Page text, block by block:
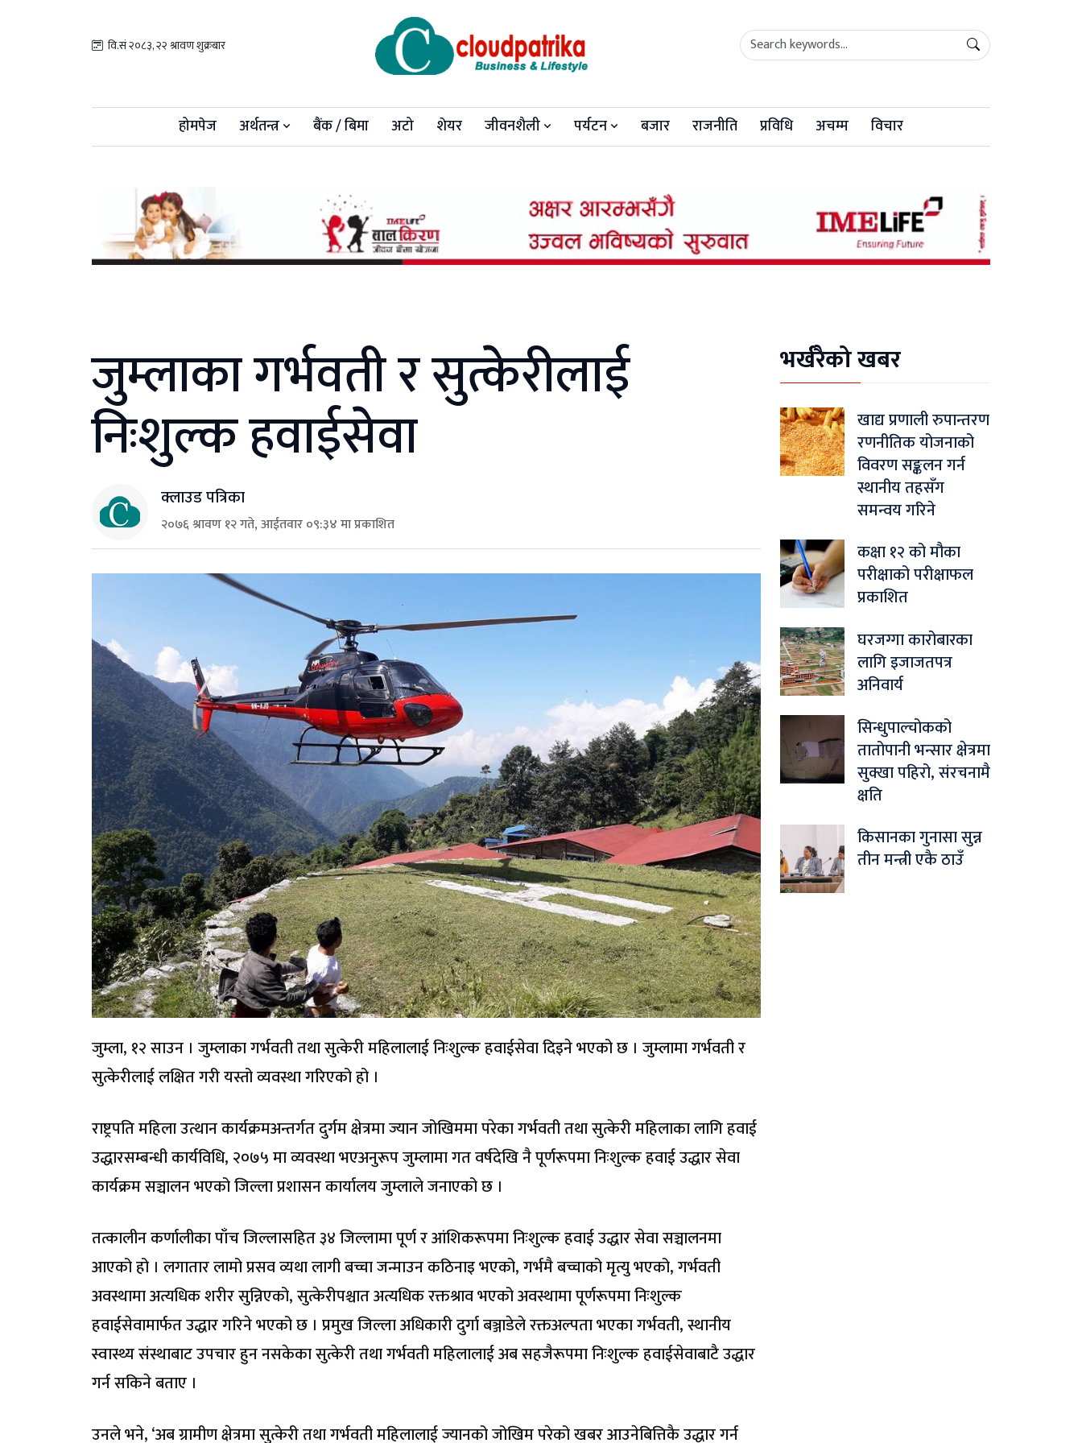
वि.सं २०८३, २२ श्रावण शुक्रबार
होमपेज अर्थतन्त्र बैंक / बिमा अटो शेयर जीवनशैली पर्यटन बजार राजनीति प्रविधि अचम्म विचार
जुम्लाका गर्भवती र सुत्केरीलाई
निःशुल्क हवाईसेवा
क्लाउड पत्रिका
२०७६ श्रावण १२ गते, आईतवार ०९:३४ मा प्रकाशित
जुम्ला, १२ साउन । जुम्लाका गर्भवती तथा सुत्केरी महिलालाई निःशुल्क हवाईसेवा दिइने भएको छ । जुम्लामा गर्भवती र
सुत्केरीलाई लक्षित गरी यस्तो व्यवस्था गरिएको हो ।
राष्ट्रपति महिला उत्थान कार्यक्रमअन्तर्गत दुर्गम क्षेत्रमा ज्यान जोखिममा परेका गर्भवती तथा सुत्केरी महिलाका लागि हवाई
उद्धारसम्बन्धी कार्यविधि, २०७५ मा व्यवस्था भएअनुरूप जुम्लामा गत वर्षदेखि नै पूर्णरूपमा निःशुल्क हवाई उद्धार सेवा
कार्यक्रम सञ्चालन भएको जिल्ला प्रशासन कार्यालय जुम्लाले जनाएको छ ।
तत्कालीन कर्णालीका पाँच जिल्लासहित ३४ जिल्लामा पूर्ण र आंशिकरूपमा निःशुल्क हवाई उद्धार सेवा सञ्चालनमा
आएको हो । लगातार लामो प्रसव व्यथा लागी बच्चा जन्माउन कठिनाइ भएको, गर्भमै बच्चाको मृत्यु भएको, गर्भवती
अवस्थामा अत्यधिक शरीर सुन्निएको, सुत्केरीपश्चात अत्यधिक रक्तश्राव भएको अवस्थामा पूर्णरूपमा निःशुल्क
हवाईसेवामार्फत उद्धार गरिने भएको छ । प्रमुख जिल्ला अधिकारी दुर्गा बञ्जाडेले रक्तअल्पता भएका गर्भवती, स्थानीय
स्वास्थ्य संस्थाबाट उपचार हुन नसकेका सुत्केरी तथा गर्भवती महिलालाई अब सहजैरूपमा निःशुल्क हवाईसेवाबाटै उद्धार
गर्न सकिने बताए ।
उनले भने, ‘अब ग्रामीण क्षेत्रमा सुत्केरी तथा गर्भवती महिलालाई ज्यानको जोखिम परेको खबर आउनेबित्तिकै उद्धार गर्न
भर्खरैको खबर
खाद्य प्रणाली रुपान्तरण
रणनीतिक योजनाको
विवरण सङ्कलन गर्न
स्थानीय तहसँग
समन्वय गरिने
कक्षा १२ को मौका
परीक्षाको परीक्षाफल
प्रकाशित
घरजग्गा कारोबारका
लागि इजाजतपत्र
अनिवार्य
सिन्धुपाल्चोकको
तातोपानी भन्सार क्षेत्रमा
सुक्खा पहिरो, संरचनामै
क्षति
किसानका गुनासा सुन्न
तीन मन्त्री एकै ठाउँ